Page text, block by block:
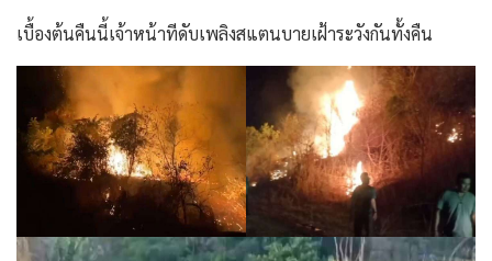
เบื้องต้นคืนนี้เจ้าหน้าทีดับเพลิงสแตนบายเฝ้าระวังกันทั้งคืน